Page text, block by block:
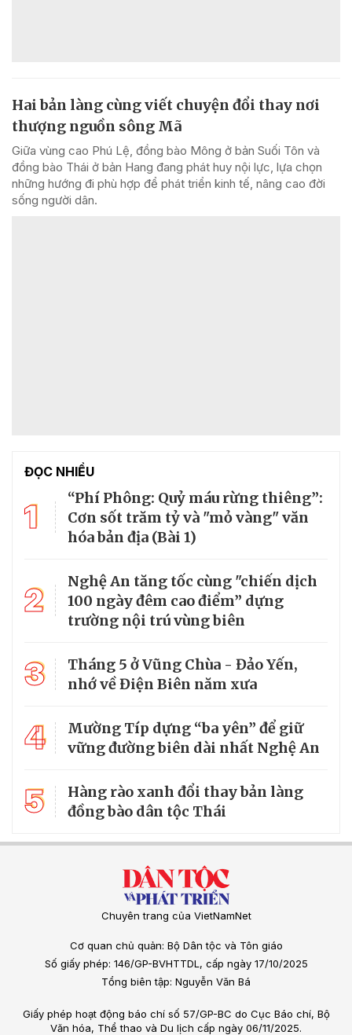
Hai bản làng cùng viết chuyện đổi thay nơi
thượng nguồn sông Mã
Giữa vùng cao Phú Lệ, đồng bào Mông ở bản Suối Tôn và
đồng bào Thái ở bản Hang đang phát huy nội lực, lựa chọn
những hướng đi phù hợp để phát triển kinh tế, nâng cao đời
sống người dân.
ĐỌC NHIỀU
1
“Phí Phông: Quỷ máu rừng thiêng”:
Cơn sốt trăm tỷ và "mỏ vàng" văn
hóa bản địa (Bài 1)
2
Nghệ An tăng tốc cùng "chiến dịch
100 ngày đêm cao điểm” dựng
trường nội trú vùng biên
3
Tháng 5 ở Vũng Chùa - Đảo Yến,
nhớ về Điện Biên năm xưa
4
Mường Típ dựng “ba yên” để giữ
vững đường biên dài nhất Nghệ An
5
Hàng rào xanh đổi thay bản làng
đồng bào dân tộc Thái
Chuyên trang của VietNamNet
Cơ quan chủ quản: Bộ Dân tộc và Tôn giáo
Số giấy phép: 146/GP-BVHTTDL, cấp ngày 17/10/2025
Tổng biên tập: Nguyễn Văn Bá
Giấy phép hoạt động báo chí số 57/GP-BC do Cục Báo chí, Bộ
Văn hóa, Thể thao và Du lịch cấp ngày 06/11/2025.